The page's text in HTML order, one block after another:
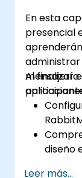
REST y los
confianza
mensajería
En esta
presencial
administrar
mensajería
Al finalizar
diseño
Leer más...